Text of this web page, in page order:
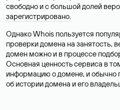
свободно и с большой долей
зарегистрировано.
Однако Whois пользуется
проверки домена на занятость,
домен можно и в процессе
Основная ценность сервиса в
информацию о домене, и обычно
об истории домена и его